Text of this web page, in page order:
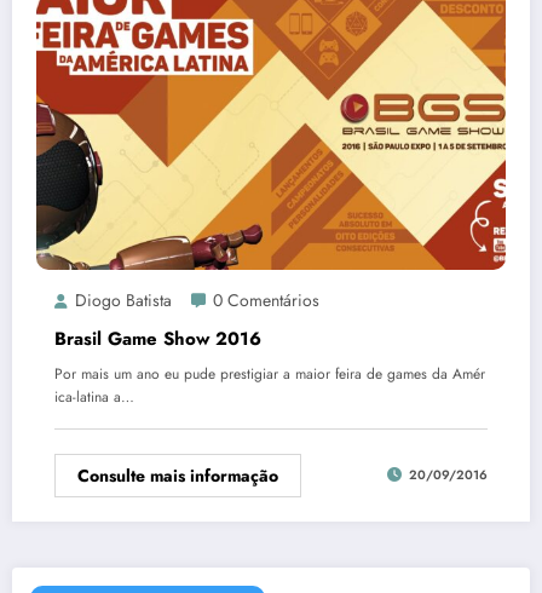
Diogo Batista 0 Comentários
Brasil Game Show 2016
Por mais um ano eu pude prestigiar a maior feira de games da Amér
ica-latina a…
Consulte mais informação 20/09/2016